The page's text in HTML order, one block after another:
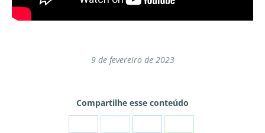
9 de fevereiro de 2023
Compartilhe esse conteúdo